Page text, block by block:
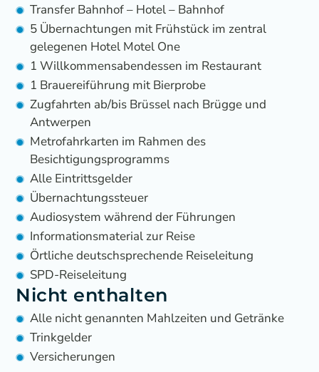
Transfer Bahnhof – Hotel – Bahnhof
5 Übernachtungen mit Frühstück im zentral
gelegenen Hotel Motel One
1 Willkommensabendessen im Restaurant
1 Brauereiführung mit Bierprobe
Zugfahrten ab/bis Brüssel nach Brügge und
Antwerpen
Metrofahrkarten im Rahmen des
Besichtigungsprogramms
Alle Eintrittsgelder
Übernachtungssteuer
Audiosystem während der Führungen
Informationsmaterial zur Reise
Örtliche deutschsprechende Reiseleitung
SPD-Reiseleitung
Nicht enthalten
Alle nicht genannten Mahlzeiten und Getränke
Trinkgelder
Versicherungen